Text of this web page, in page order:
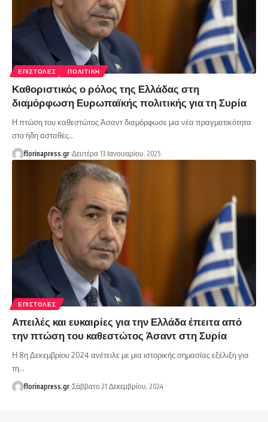
ΕΠΙΣΤΟΛΈΣ ΠΟΛΙΤΙΚΉ
Καθοριστικός ο ρόλος της Ελλάδας στη
διαμόρφωση Ευρωπαϊκής πολιτικής για τη Συρία
Η πτώση του καθεστώτος Άσαντ διαμόρφωσε μια νέα πραγματικότητα
στο ήδη ασταθές…
florinapress.gr Δευτέρα 13 Ιανουαρίου, 2025
ΕΠΙΣΤΟΛΈΣ
Απειλές και ευκαιρίες για την Ελλάδα έπειτα από
την πτώση του καθεστώτος Άσαντ στη Συρία
Η 8η Δεκεμβρίου 2024 ανέτειλε με μια ιστορικής σημασίας εξέλιξη για
τη…
florinapress.gr Σάββατο 21 Δεκεμβρίου, 2024